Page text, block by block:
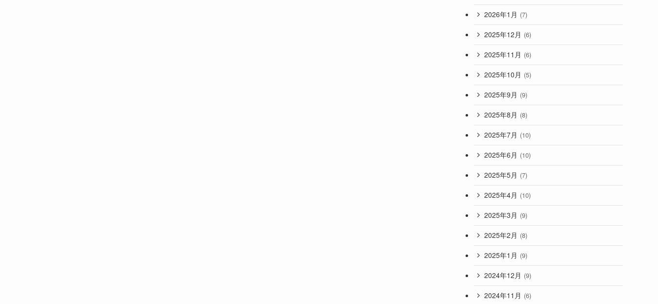
2026年1月 (7)
2025年12月 (6)
2025年11月 (6)
2025年10月 (5)
2025年9月 (9)
2025年8月 (8)
2025年7月 (10)
2025年6月 (10)
2025年5月 (7)
2025年4月 (10)
2025年3月 (9)
2025年2月 (8)
2025年1月 (9)
2024年12月 (9)
2024年11月 (6)